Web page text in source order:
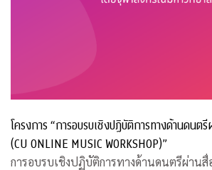
โครงการ “การอบรบเชิงปฏิบัติการทางด้านดนต
(CU ONLINE MUSIC WORKSHOP)”
การอบรบเชิงปฏิบัติการทางด้านดนตรีผ่าน